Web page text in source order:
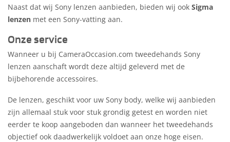
Naast dat wij Sony lenzen aanbieden, bieden wij ook Sigma
lenzen met een Sony-vatting aan.
Onze service
Wanneer u bij CameraOccasion.com tweedehands Sony
lenzen aanschaft wordt deze altijd geleverd met de
bijbehorende accessoires.
De lenzen, geschikt voor uw Sony body, welke wij aanbieden
zijn allemaal stuk voor stuk grondig getest en worden niet
eerder te koop aangeboden dan wanneer het tweedehands
objectief ook daadwerkelijk voldoet aan onze hoge eisen.